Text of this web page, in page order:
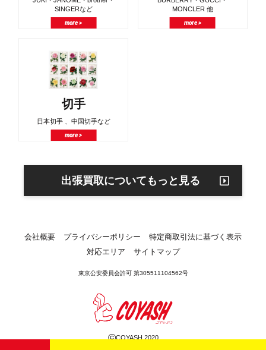
SINGERなど
more >
MONCLER 他
more >
切手
日本切手 、中国切手など
more >
出張買取についてもっと見る
会社概要 プライバシーポリシー
特定商取引法に基づく表示
対応エリア
サイトマップ
東京公安委員会許可 第305511104562号
©COYASH 2020